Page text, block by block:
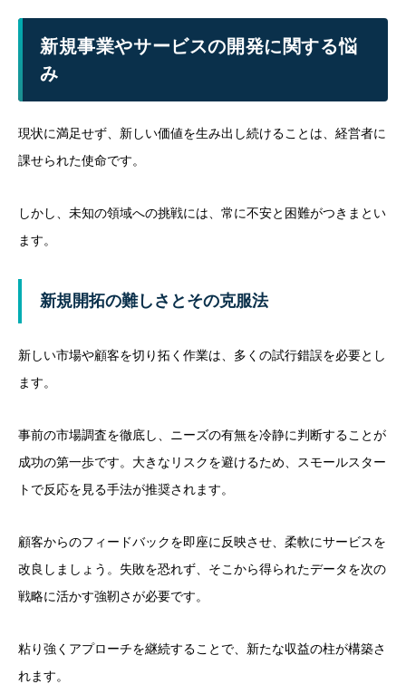
新規事業やサービスの開発に関する悩
み
現状に満足せず、新しい価値を生み出し続けることは、経営者に
課せられた使命です。
しかし、未知の領域への挑戦には、常に不安と困難がつきまとい
ます。
新規開拓の難しさとその克服法
新しい市場や顧客を切り拓く作業は、多くの試行錯誤を必要とし
ます。
事前の市場調査を徹底し、ニーズの有無を冷静に判断することが
成功の第一歩です。大きなリスクを避けるため、スモールスター
トで反応を見る手法が推奨されます。
顧客からのフィードバックを即座に反映させ、柔軟にサービスを
改良しましょう。失敗を恐れず、そこから得られたデータを次の
戦略に活かす強靭さが必要です。
粘り強くアプローチを継続することで、新たな収益の柱が構築さ
れます。